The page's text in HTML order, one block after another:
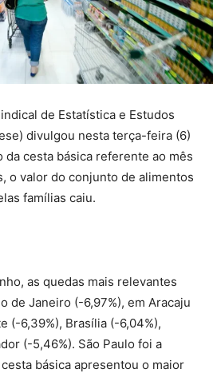
de Estatística e Estudos
divulgou nesta terça-feira (6)
da cesta básica referente ao mês
o valor do conjunto de alimentos
famílias caiu.
as quedas mais relevantes
de Janeiro (-6,97%), em Aracaju
(-6,39%), Brasília (-6,04%),
(-5,46%). São Paulo foi a
básica apresentou o maior